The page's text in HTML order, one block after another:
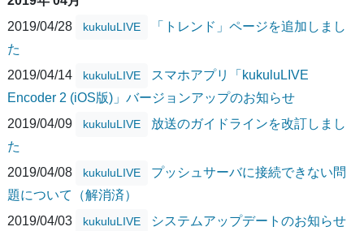
2019/04/28
kukuluLIVE
「トレンド」ページを追加しまし
た
2019/04/14
kukuluLIVE
スマホアプリ「kukuluLIVE
Encoder 2 (iOS版)」バージョンアップのお知らせ
2019/04/09
kukuluLIVE
放送のガイドラインを改訂しまし
た
2019/04/08
kukuluLIVE
プッシュサーバに接続できない問
題について（解消済）
2019/04/03
kukuluLIVE システムアップデートのお知らせ